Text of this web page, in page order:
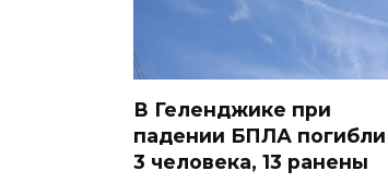
В Геленджике при
падении БПЛА погибли
3 человека, 13 ранены